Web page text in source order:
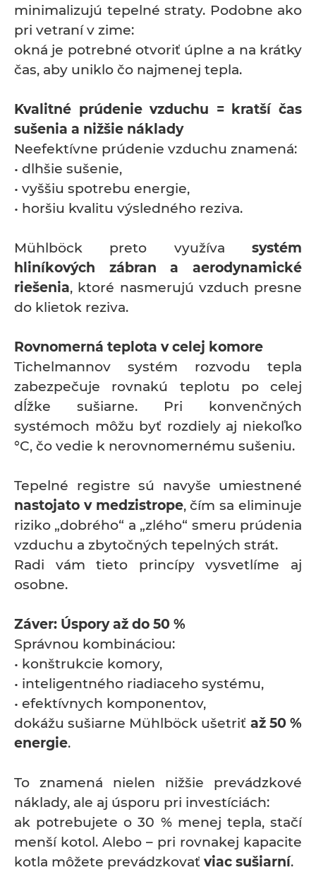
minimalizujú tepelné straty. Podobne ako
pri vetraní v zime:
okná je potrebné otvoriť úplne a na krátky
čas, aby uniklo čo najmenej tepla.
Kvalitné prúdenie vzduchu = kratší čas
sušenia a nižšie náklady
Neefektívne prúdenie vzduchu znamená:
• dlhšie sušenie,
• vyššiu spotrebu energie,
• horšiu kvalitu výsledného reziva.
Mühlböck preto využíva systém
hliníkových zábran a aerodynamické
riešenia, ktoré nasmerujú vzduch presne
do klietok reziva.
Rovnomerná teplota v celej komore
Tichelmannov systém rozvodu tepla
zabezpečuje rovnakú teplotu po celej
dĺžke sušiarne. Pri konvenčných
systémoch môžu byť rozdiely aj niekoľko
°C, čo vedie k nerovnomernému sušeniu.
Tepelné registre sú navyše umiestnené
nastojato v medzistrope, čím sa eliminuje
riziko „dobrého“ a „zlého“ smeru prúdenia
vzduchu a zbytočných tepelných strát.
Radi vám tieto princípy vysvetlíme aj
osobne.
Záver: Úspory až do 50 %
Správnou kombináciou:
• konštrukcie komory,
• inteligentného riadiaceho systému,
• efektívnych komponentov,
dokážu sušiarne Mühlböck ušetriť až 50 %
energie.
To znamená nielen nižšie prevádzkové
náklady, ale aj úsporu pri investíciách:
ak potrebujete o 30 % menej tepla, stačí
menší kotol. Alebo – pri rovnakej kapacite
kotla môžete prevádzkovať viac sušiarní.